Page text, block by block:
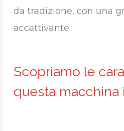
da tradizione, con una
accattivante.
Scopriamo le
questa macchina